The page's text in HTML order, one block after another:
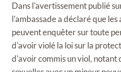
Dans l'avertissement publié
l'ambassade a déclaré que
peuvent enquêter sur toute
d'avoir violé la loi sur la
d'avoir commis un viol, notant